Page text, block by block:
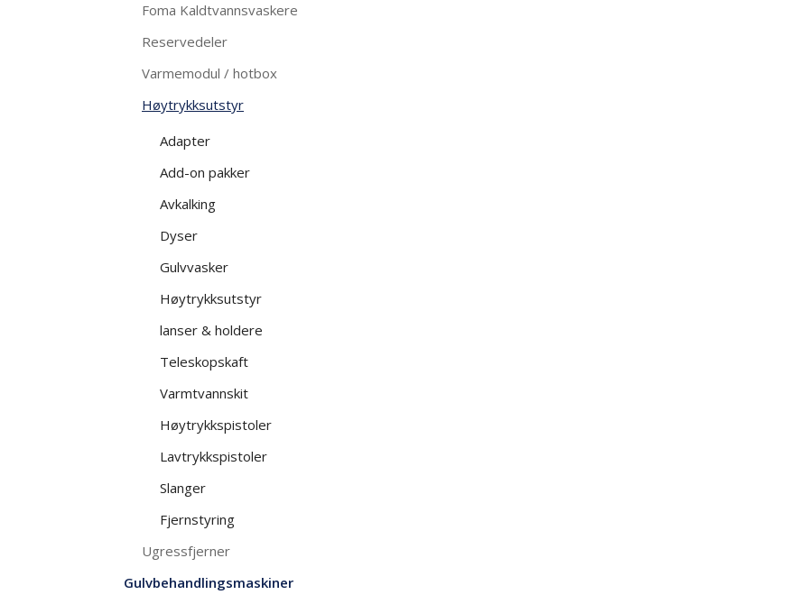
Foma Kaldtvannsvaskere
Reservedeler
Varmemodul / hotbox
Høytrykksutstyr
Adapter
Add-on pakker
Avkalking
Dyser
Gulvvasker
Høytrykksutstyr
lanser & holdere
Teleskopskaft
Varmtvannskit
Høytrykkspistoler
Lavtrykkspistoler
Slanger
Fjernstyring
Ugressfjerner
Gulvbehandlingsmaskiner